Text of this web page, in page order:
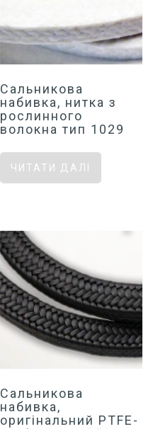
Сальникова
набивка, нитка з
рослинного
волокна тип 1029
ЧИТАТИ ДАЛІ
Сальникова
набивка,
оригінальний PTFE-